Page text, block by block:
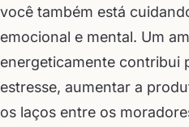
você também está
emocional e mental. Um
energeticamente contribui
estresse, aumentar a
os laços entre os